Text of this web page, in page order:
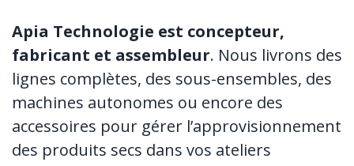
Apia Technologie est concepteur,
fabricant et assembleur. Nous livrons des
lignes complètes, des sous-ensembles, des
machines autonomes ou encore des
accessoires pour gérer l’approvisionnement
des produits secs dans vos ateliers